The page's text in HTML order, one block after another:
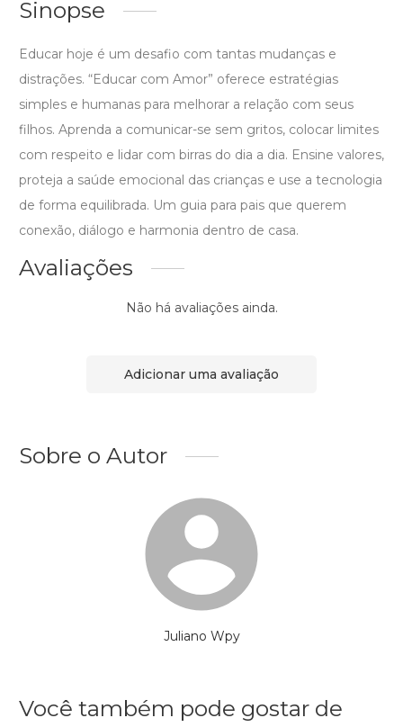
Sinopse
Educar hoje é um desafio com tantas mudanças e
distrações. “Educar com Amor” oferece estratégias
simples e humanas para melhorar a relação com seus
filhos. Aprenda a comunicar-se sem gritos, colocar limites
com respeito e lidar com birras do dia a dia. Ensine valores,
proteja a saúde emocional das crianças e use a tecnologia
de forma equilibrada. Um guia para pais que querem
conexão, diálogo e harmonia dentro de casa.
Avaliações
Não há avaliações ainda.
Adicionar uma avaliação
Sobre o Autor
Juliano Wpy
Você também pode gostar de